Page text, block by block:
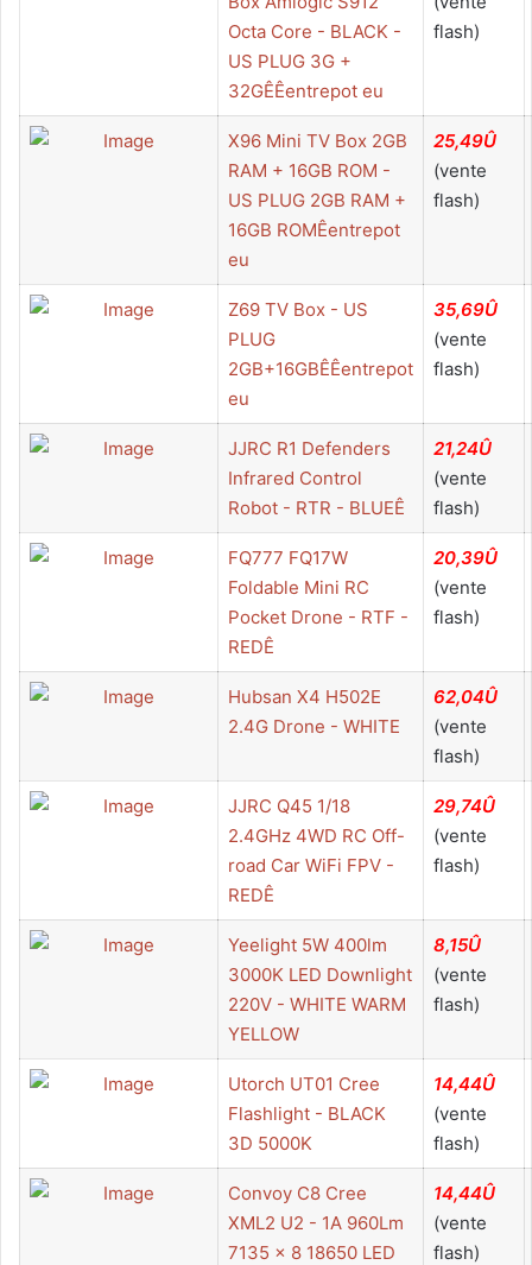
Octa Core - BLACK -
US PLUG 3G +
32GÊÊentrepot eu
flash)
X96 Mini TV Box 2GB
RAM + 16GB ROM -
US PLUG 2GB RAM +
16GB ROMÊentrepot
eu
25,49Û
(vente
flash)
Z69 TV Box - US
PLUG
2GB+16GBÊÊentrepot
eu
35,69Û
(vente
flash)
JJRC R1 Defenders
Infrared Control
Robot - RTR - BLUEÊ
21,24Û
(vente
flash)
FQ777 FQ17W
Foldable Mini RC
Pocket Drone - RTF -
REDÊ
20,39Û
(vente
flash)
Hubsan X4 H502E
2.4G Drone - WHITE
62,04Û
(vente
flash)
JJRC Q45 1/18
2.4GHz 4WD RC Off-
road Car WiFi FPV -
REDÊ
29,74Û
(vente
flash)
Yeelight 5W 400lm
3000K LED Downlight
220V - WHITE WARM
YELLOW
8,15Û
(vente
flash)
Utorch UT01 Cree
Flashlight - BLACK
3D 5000K
14,44Û
(vente
flash)
Convoy C8 Cree
XML2 U2 - 1A 960Lm
7135 x 8 18650 LED
14,44Û
(vente
flash)